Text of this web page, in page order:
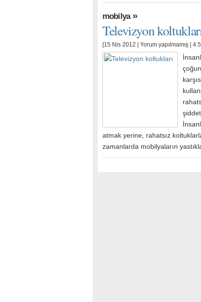
mobilya»
Televizyon
[15 Nis 2012 | Yorum yapılmamış |
atmak yerine, rahatsız
zamanlarda mobilyaların